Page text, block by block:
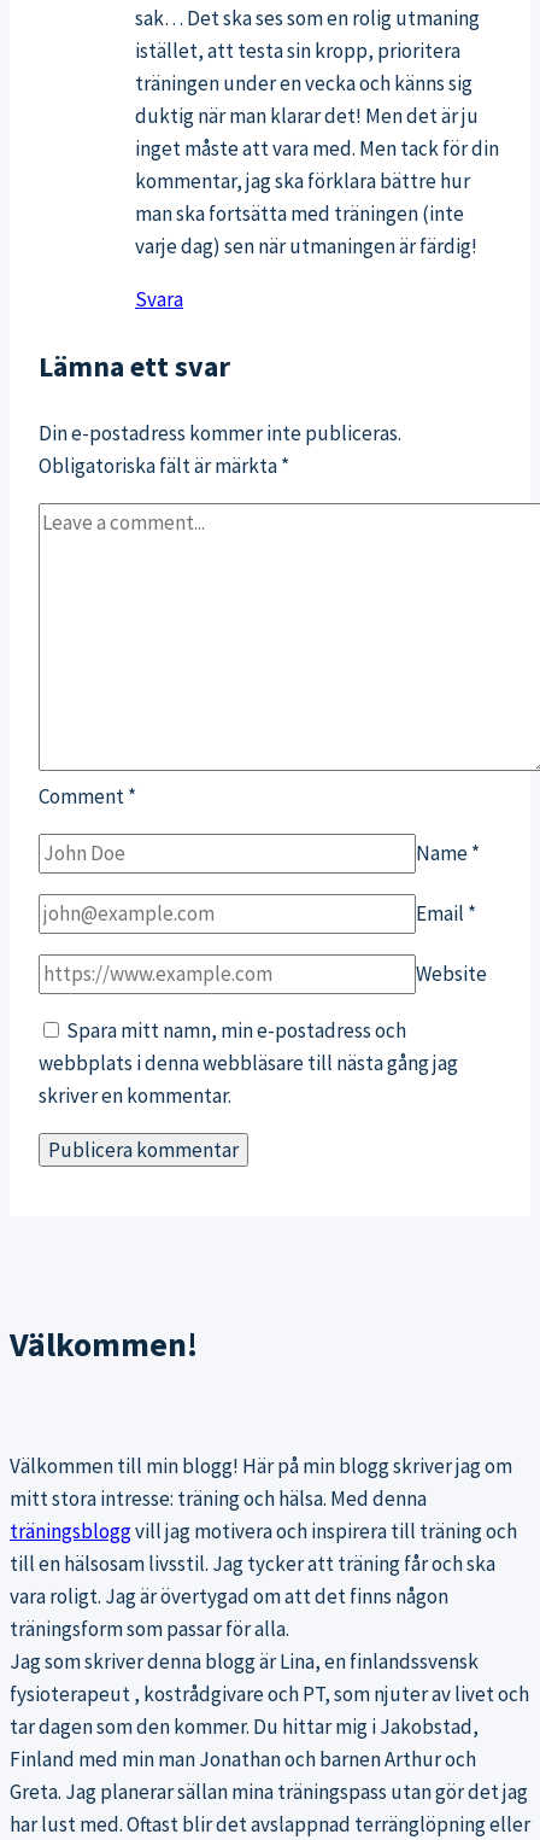
sak… Det ska ses som en rolig utmaning
istället, att testa sin kropp, prioritera
träningen under en vecka och känns sig
duktig när man klarar det! Men det är ju
inget måste att vara med. Men tack för din
kommentar, jag ska förklara bättre hur
man ska fortsätta med träningen (inte
varje dag) sen när utmaningen är färdig!
Svara
Lämna ett svar
Din e-postadress kommer inte publiceras.
Obligatoriska fält är märkta*
Comment*
Name*
Email *
Website
Spara mitt namn, min e-postadress och
webbplats i denna webbläsare till nästa gång jag
skriver en kommentar.
Välkommen!
Välkommen till min blogg! Här på min blogg skriver jag om
mitt stora intresse: träning och hälsa. Med denna
träningsbloggvill jag motivera och inspirera till träning och
till en hälsosam livsstil. Jag tycker att träning får och ska
vara roligt. Jag är övertygad om att det finns någon
träningsform som passar för alla.
Jag som skriver denna blogg är Lina, en finlandssvensk
fysioterapeut , kostrådgivare och PT, som njuter av livet och
tar dagen som den kommer. Du hittar mig i Jakobstad,
Finland med min man Jonathan och barnen Arthur och
Greta. Jag planerar sällan mina träningspass utan gör det jag
har lust med. Oftast blir det avslappnad terränglöpning eller